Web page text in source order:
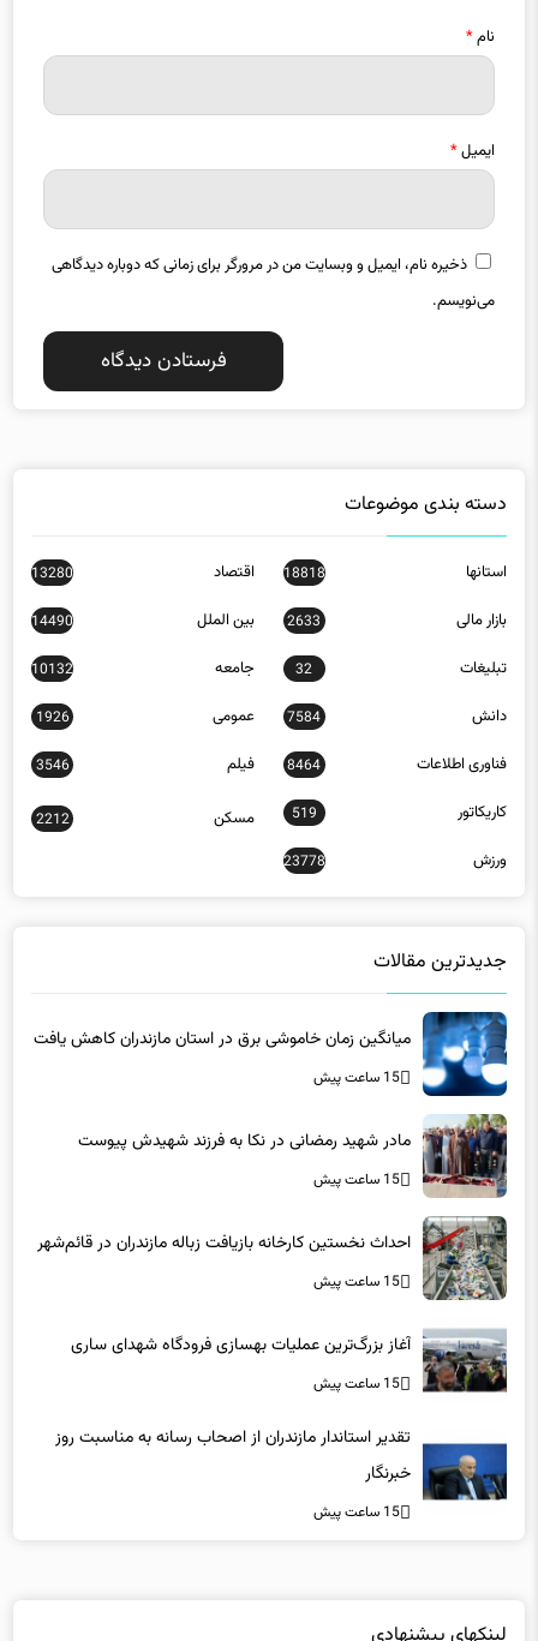
نام*
ایمیل*
ذخیره نام، ایمیل و وبسایت من در مرورگر برای زمانی که دوباره دیدگاهی
می‌نویسم.
دسته بندی موضوعات
استانها 18818 اقتصاد 13280
بازار مالی 2633 بین الملل 14490
تبلیغات 32 جامعه 10132
دانش 7584 عمومی 1926
فناوری اطلاعات 8464 فیلم 3546
کاریکاتور 519 مسکن 2212
ورزش 23778
جدیدترین مقالات
میانگین زمان خاموشی برق در استان مازندران کاهش یافت
15 ساعت پیش
مادر شهید رمضانی در نکا به فرزند شهیدش پیوست
15 ساعت پیش
احداث نخستین کارخانه بازیافت زباله مازندران در قائم‌شهر
15 ساعت پیش
آغاز بزرگ‌ترین عملیات بهسازی فرودگاه شهدای ساری
15 ساعت پیش
تقدیر استاندار مازندران از اصحاب رسانه به مناسبت روز
خبرنگار
15 ساعت پیش